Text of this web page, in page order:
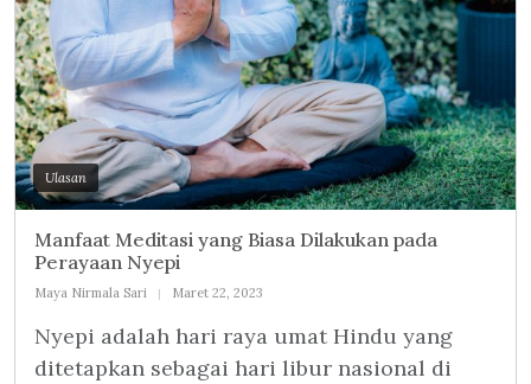
Ulasan
Manfaat Meditasi yang Biasa Dilakukan pada
Perayaan Nyepi
Maya Nirmala Sari Maret 22, 2023
Nyepi adalah hari raya umat Hindu yang
ditetapkan sebagai hari libur nasional di